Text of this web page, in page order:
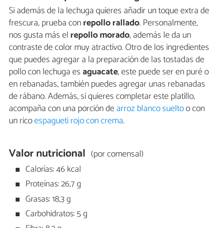
Si además de la lechuga quieres añadir un toque extra de
frescura, prueba conrepollo rallado. Personalmente,
nos gusta más el repollo morado, además le da un
contraste de color muy atractivo. Otro de los ingredientes
que puedes agregar a la preparación de las tostadas de
pollo con lechuga esaguacate, este puede ser en puré o
en rebanadas, también puedes agregar unas rebanadas
de rábano. Además, si quieres completar este platillo,
acompaña con una porción dearroz blanco sueltoo con
un ricoespagueti rojo con crema.
Valor nutricional (por comensal)
Calorías: 46 kcal
Proteínas: 26,7 g
Grasas: 18,3 g
Carbohidratos: 5 g